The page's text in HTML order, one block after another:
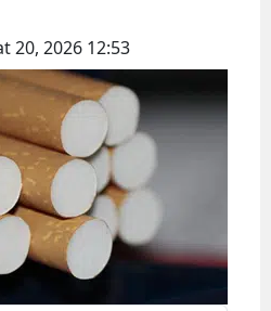
20, 2026 12:53